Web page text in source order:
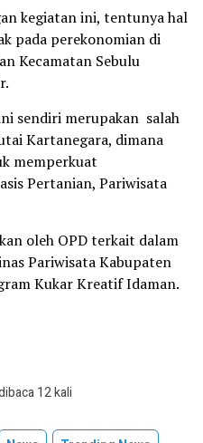
kegiatan ini, tentunya hal
pada perekonomian di
Kecamatan Sebulu
sendiri merupakan salah
Kartanegara, dimana
memperkuat
Pertanian, Pariwisata
oleh OPD terkait dalam
Pariwisata Kabupaten
Kukar Kreatif Idaman.
12 kali